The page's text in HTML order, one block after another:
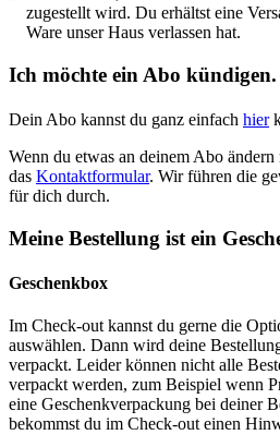
zugestellt wird. Du erhältst eine
Ware unser Haus verlassen hat.
Ich möchte ein Abo kündigen.
Dein Abo kannst du ganz einfach hier
Wenn du etwas an deinem Abo
das Kontaktformular. Wir führen die
für dich durch.
Meine Bestellung ist ein
Geschenkbox
Im Check-out kannst du gerne die
auswählen. Dann wird deine
verpackt. Leider können nicht alle
verpackt werden, zum Beispiel wenn
eine Geschenkverpackung bei deiner
bekommst du im Check-out einen